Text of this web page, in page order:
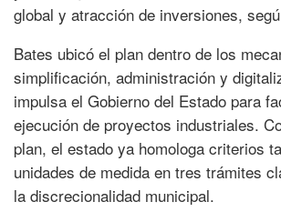
global y atracción de inversiones,
Bates ubicó el plan dentro de los
simplificación, administración y
impulsa el Gobierno del Estado para
ejecución de proyectos industriales.
plan, el estado ya homologa criterios
unidades de medida en tres trámites
la discrecionalidad municipal.